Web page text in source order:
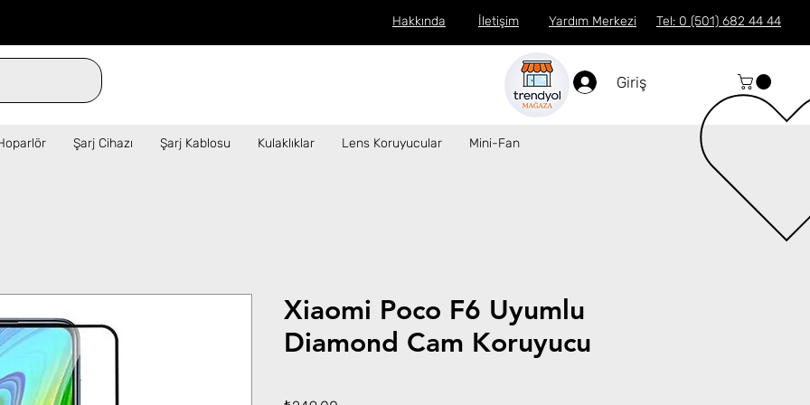
Hakkında İletişim Yardım Merkezi Tel: 0 (501) 682 44 44
Giriş
Şarj Cihazı Şarj Kablosu Kulaklıklar Lens Koruyucular Mini-Fan
Xiaomi Poco F6 Uyumlu
Diamond Cam Koruyucu